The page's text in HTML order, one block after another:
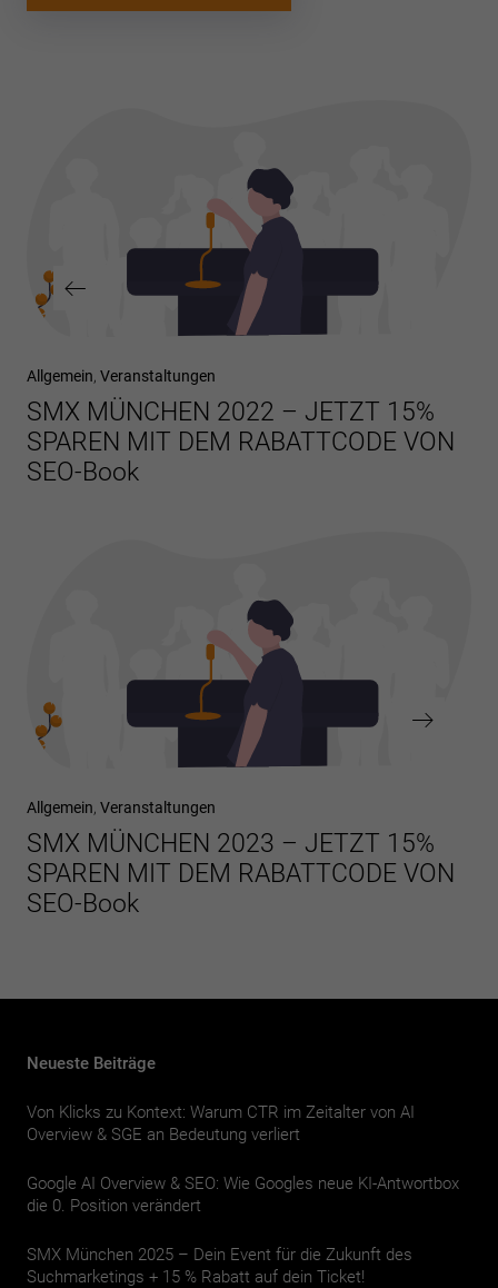
Vorheriger
Beitrag
Allgemein Veranstaltungen
SMX MÜNCHEN 2022 – JETZT 15%
SPAREN MIT DEM RABATTCODE VON
SEO-Book
Nächster
Beitrag
Allgemein Veranstaltungen
SMX MÜNCHEN 2023 – JETZT 15%
SPAREN MIT DEM RABATTCODE VON
SEO-Book
Neueste Beiträge
Von Klicks zu Kontext: Warum CTR im Zeitalter von AI
Overview & SGE an Bedeutung verliert
Google AI Overview & SEO: Wie Googles neue KI-Antwortbox
die 0. Position verändert
SMX München 2025 – Dein Event für die Zukunft des
Suchmarketings + 15 % Rabatt auf dein Ticket!